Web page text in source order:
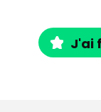
J'ai